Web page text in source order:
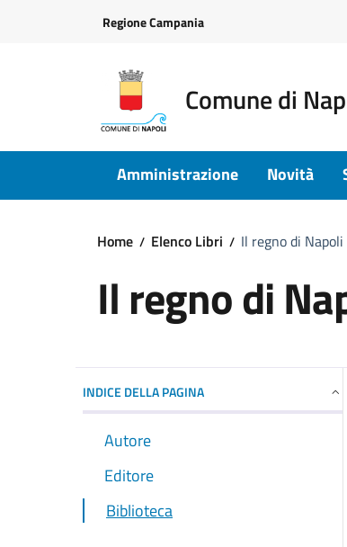
Regione Campania
Comune di
Amministrazione Novità
Home Elenco Libri Il regno di
Il regno di
INDICE DELLA PAGINA
Autore
Editore
Biblioteca